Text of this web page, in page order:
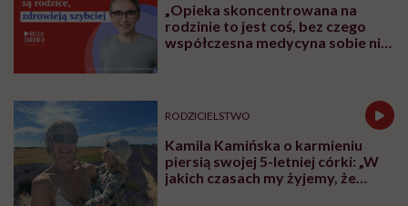
„Opieka skoncentrowana na
rodzinie to jest coś, bez czego
współczesna medycyna sobie nie
RODZICIELSTWO
Kamila Kamińska o karmieniu
piersią swojej 5-letniej córki: „W
jakich czasach my żyjemy, że